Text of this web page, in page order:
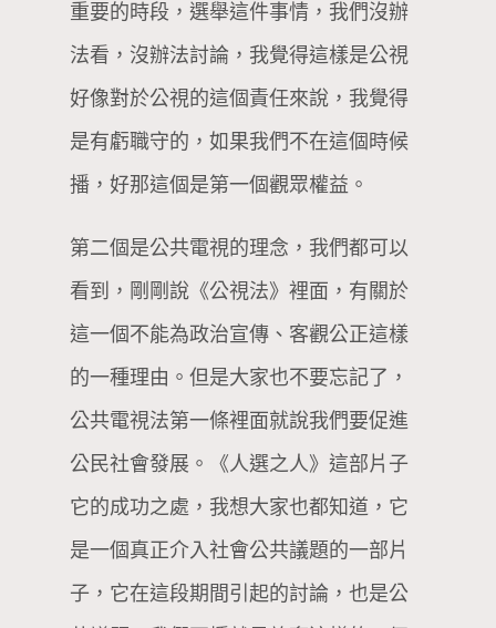
重要的時段，選舉這件事情，我們沒辦
法看，沒辦法討論，我覺得這樣是公視
好像對於公視的這個責任來說，我覺得
是有虧職守的，如果我們不在這個時候
播，好那這個是第一個觀眾權益。
第二個是公共電視的理念，我們都可以
看到，剛剛說《公視法》裡面，有關於
這一個不能為政治宣傳、客觀公正這樣
的一種理由。但是大家也不要忘記了，
公共電視法第一條裡面就說我們要促進
公民社會發展。《人選之人》這部片子
它的成功之處，我想大家也都知道，它
是一個真正介入社會公共議題的一部片
子，它在這段期間引起的討論，也是公